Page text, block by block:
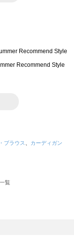
ブラウス
カーディガン
覧
ス）の一覧